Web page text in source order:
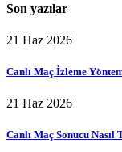
Son yazılar
21 Haz 2026
Canlı Maç İzleme
21 Haz 2026
Canlı Maç Sonucu